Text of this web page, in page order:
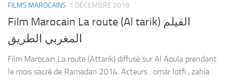
FILMS MAROCAINS 1 DÉCEMBRE 2018
Film Marocain La route (Al tarik) الفيلم
المغربي الطريق
Film Marocain La route (Attarik) diffusé sur Al Aoula prendant
le mois sacré de Ramadan 2014. Acteurs : omar lotfi , zahia